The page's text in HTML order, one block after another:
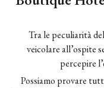
Tra le peculiarità
veicolare all’ospite
percepire
Possiamo provare